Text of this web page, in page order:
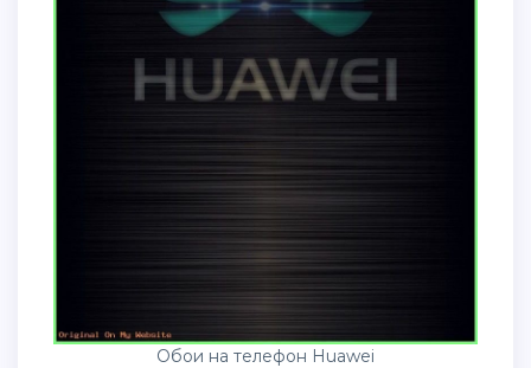
Обои на телефон Huawei